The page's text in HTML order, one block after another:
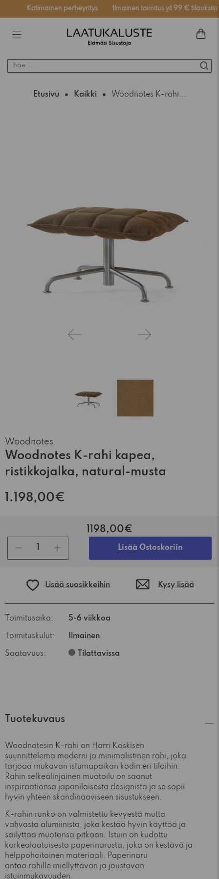
Kotimainen perheyritys Ilmainen toimitus yli 99 € tilauksiin
hae...
Etusivu Kaikki Woodnotes K-rahi...
Woodnotes
Woodnotes K-rahi kapea,
ristikkojalka, natural-musta
1.198,00€
1198,00€
Lisää Ostoskoriin
Lisää suosikkeihin Kysy lisää
Toimitusaika: 5-6 viikkoa
Toimituskulut: Ilmainen
Saatavuus: Tilattavissa
Tuotekuvaus
Woodnotesin K-rahi on Harri Koskisen
suunnittelema moderni ja minimalistinen rahi, joka
tarjoaa mukavan istumapaikan kodin eri tiloihin.
Rahin selkeälinjainen muotoilu on saanut
inspiraationsa japanilaisesta designista ja se sopii
hyvin yhteen skandinaaviseen sisustukseen.
K-rahin runko on valmistettu kevyestä mutta
vahvasta alumiinista, joka kestää hyvin käyttöä ja
säilyttää muotonsa pitkään. Istuin on kudottu
korkealaatuisesta paperinarusta, joka on kestävä ja
helppohoitoinen materiaali. Paperinaru
antaa rahille miellyttävän ja joustavan
istuinmukavuuden.